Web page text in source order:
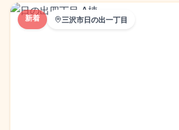
新着 三沢市日の出一丁目